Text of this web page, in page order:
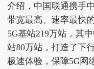
介绍，中国联通携手
带宽最高、速率最快
5G基站219万站，其
站80万站，打造了下
极速体验，保障5G网